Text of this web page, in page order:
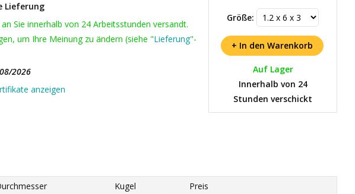
Größe:
Auf Lager
Innerhalb von 24
Stunden verschickt
Lieferung
Sie innerhalb von 24 Arbeitsstunden versandt.
um Ihre Meinung zu ändern (siehe "Lieferung"-
2026
anzeigen
Kugel Preis